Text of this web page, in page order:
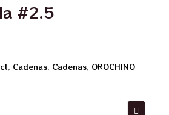
#2.5
, Cadenas, Cadenas, OROCHINO